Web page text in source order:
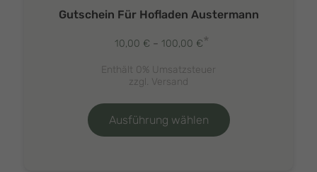
Gutschein Für Hofladen Austermann
10,00 € – 100,00 €Preisspanne:
bis
*
Enthält 0% Umsatzsteuer
zzgl. Versand
Ausführung wählen
Produkt
weist